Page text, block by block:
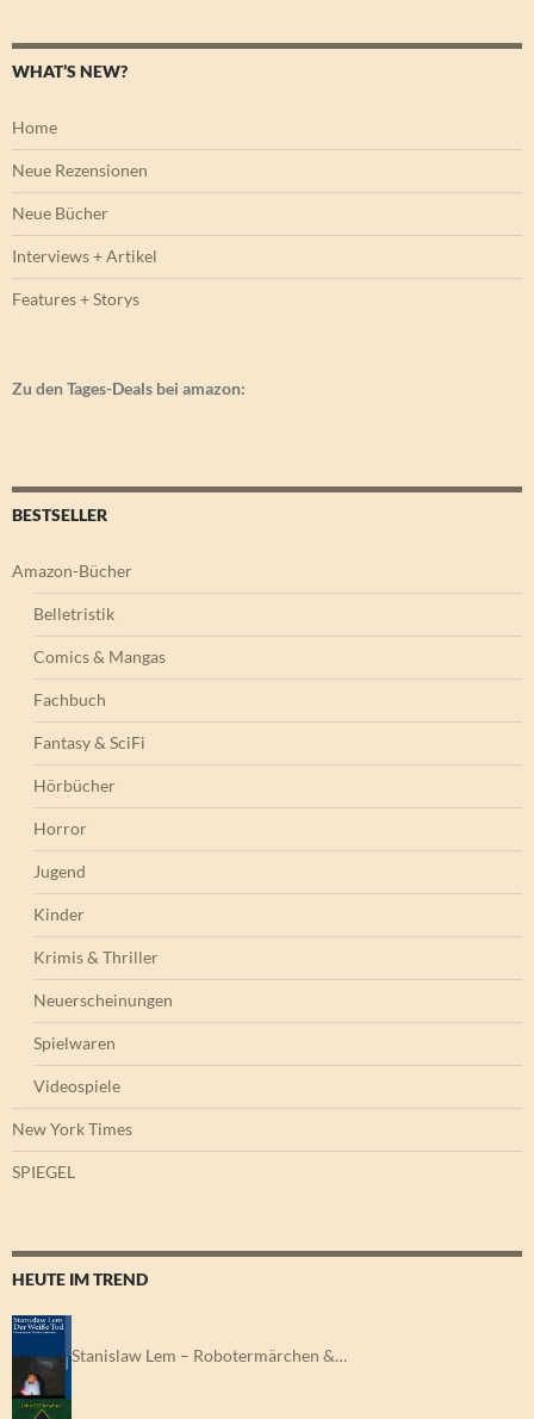
WHAT’S NEW?
Home
Neue Rezensionen
Neue Bücher
Interviews + Artikel
Features + Storys
Zu den Tages-Deals bei amazon:
BESTSELLER
Amazon-Bücher
Belletristik
Comics & Mangas
Fachbuch
Fantasy & SciFi
Hörbücher
Horror
Jugend
Kinder
Krimis & Thriller
Neuerscheinungen
Spielwaren
Videospiele
New York Times
SPIEGEL
HEUTE IM TREND
Stanislaw Lem – Robotermärchen &…